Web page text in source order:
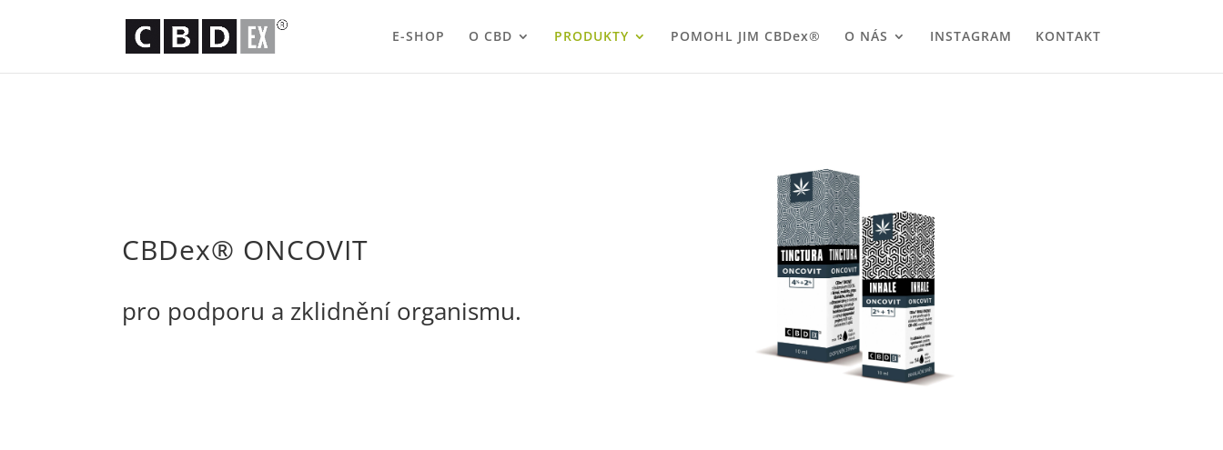
E-SHOP O CBD PRODUKTY POMOHL JIM CBDex® O NÁS INSTAGRAM KONTAKT
CBDex® ONCOVIT
pro podporu a zklidnění organismu.